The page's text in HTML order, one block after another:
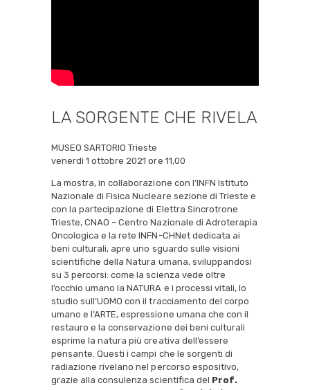
LA SORGENTE CHE RIVELA
MUSEO SARTORIO Trieste
venerdì 1 ottobre 2021 ore 11,00
La mostra, in collaborazione con l’INFN Istituto
Nazionale di Fisica Nucleare sezione di Trieste e
con la partecipazione di Elettra Sincrotrone
Trieste, CNAO – Centro Nazionale di Adroterapia
Oncologica e la rete INFN-CHNet dedicata ai
beni culturali, apre uno sguardo sulle visioni
scientifiche della Natura umana, sviluppandosi
su 3 percorsi: come la scienza vede oltre
l’occhio umano la NATURA e i processi vitali, lo
studio sull’UOMO con il tracciamento del corpo
umano e l’ARTE, espressione umana che con il
restauro e la conservazione dei beni culturali
esprime la natura più creativa dell’essere
pensante. Questi i campi che le sorgenti di
radiazione rivelano nel percorso espositivo,
grazie alla consulenza scientifica del Prof.